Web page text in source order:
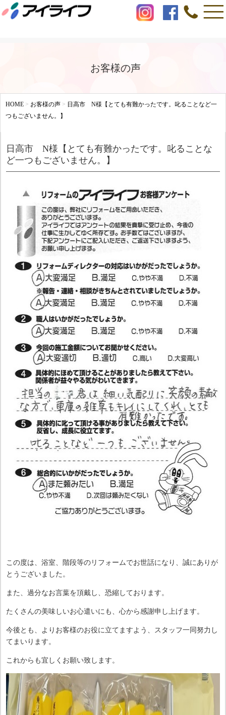
お客様の声
HOME > お客様の声 > 日高市 N様【とても有難かったです。叱ることなど一
つもございません。】
日高市 N様【とても有難かったです。叱ることな
ど一つもございません。】
この度は、浴室、階段等のリフォームでお世話になり、誠にありが
とうございました。
また、過分なお言葉を頂戴し、恐縮しております。
たくさんの美味しいお心遣いにも、心から感謝申し上げます。
今後とも、よりお客様のお役に立てますよう、スタッフ一同努力し
てまいります。
これからも宜しくお願い致します。